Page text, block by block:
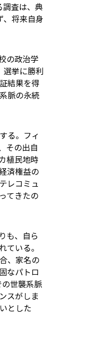
査は、典
、将来自身
の政治学
選挙に勝利
結果を得
脈の永続
る。フィ
その出自
植民地時
済権益の
レコミュ
てきたの
も、自ら
いる。
、家名の
なパトロ
世襲系脈
スがしま
とした